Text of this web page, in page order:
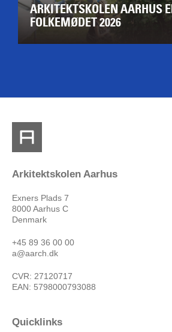
ARKITEKTSKOLEN AARHUS
FOLKEMØDET 2026
Arkitektskolen Aarhus
Exners Plads 7
8000 Aarhus C
Denmark
+45 89 36 00 00
a@aarch.dk
CVR: 27120717
EAN: 5798000793088
Quicklinks